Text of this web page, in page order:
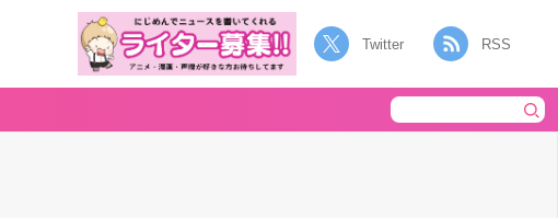
Twitter RSS